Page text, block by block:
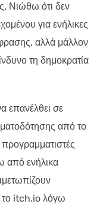
Νιώθω ότι δεν
για ενήλικες
αλλά μάλλον
τη δημοκρατία
επανέλθει σε
από το
από ενήλικα
το itch.io λόγω